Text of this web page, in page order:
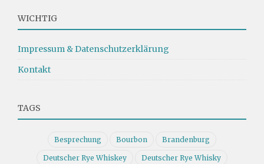
WICHTIG
Impressum & Datenschutzerklärung
Kontakt
TAGS
Besprechung Bourbon Brandenburg
Deutscher Rye Whiskey Deutscher Rye Whisky